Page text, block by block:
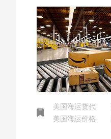
美国海运货代
美国海运价格